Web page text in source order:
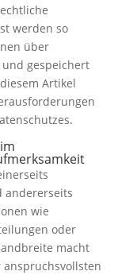
werden so
über
gespeichert
Artikel
andererseits
wie
oder
macht
anspruchsvollsten